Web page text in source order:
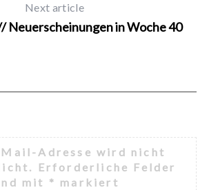
Next article
Neuerscheinungen in Woche 40
Mail-Adresse wird nicht
Erforderliche Felder
mit * markiert